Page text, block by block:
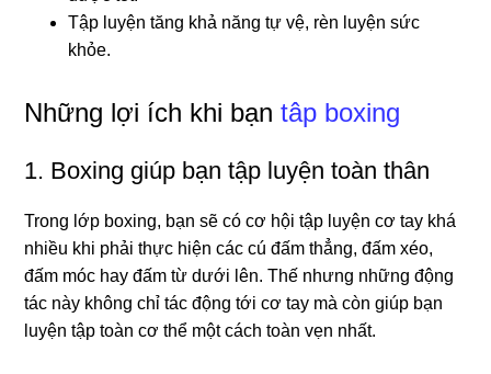
Tập luyện tăng khả năng tự vệ, rèn luyện sức
khỏe.
Những lợi ích khi bạntâp boxing
1. Boxing giúp bạn tập luyện toàn thân
Trong lớp boxing, bạn sẽ có cơ hội tập luyện cơ tay khá
nhiều khi phải thực hiện các cú đấm thẳng, đấm xéo,
đấm móc hay đấm từ dưới lên. Thế nhưng những động
tác này không chỉ tác động tới cơ tay mà còn giúp bạn
luyện tập toàn cơ thể một cách toàn vẹn nhất.